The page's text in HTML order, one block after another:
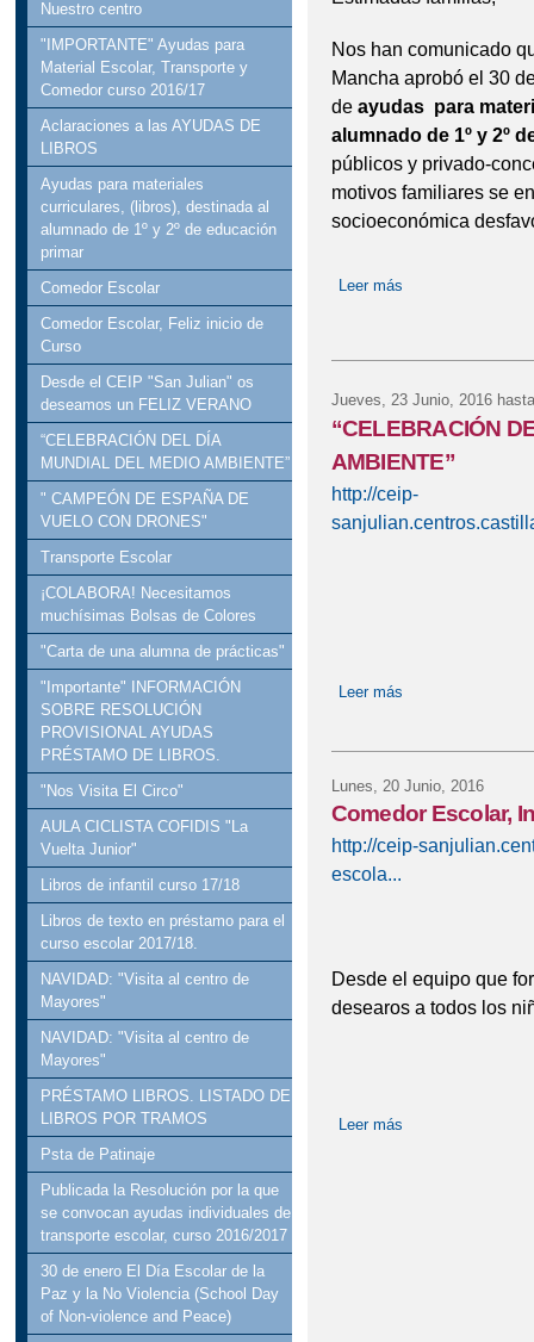
Nuestro centro
"IMPORTANTE" Ayudas para
Material Escolar, Transporte y
Comedor curso 2016/17
Aclaraciones a las AYUDAS DE
LIBROS
Ayudas para materiales
curriculares, (libros), destinada al
alumnado de 1º y 2º de educación
primar
Comedor Escolar
Comedor Escolar, Feliz inicio de
Curso
Desde el CEIP "San Julian" os
deseamos un FELIZ VERANO
“CELEBRACIÓN DEL DÍA
MUNDIAL DEL MEDIO AMBIENTE”
" CAMPEÓN DE ESPAÑA DE
VUELO CON DRONES"
Transporte Escolar
¡COLABORA! Necesitamos
muchísimas Bolsas de Colores
"Carta de una alumna de prácticas"
"Importante" INFORMACIÓN
SOBRE RESOLUCIÓN
PROVISIONAL AYUDAS
PRÉSTAMO DE LIBROS.
"Nos Visita El Circo"
AULA CICLISTA COFIDIS "La
Vuelta Junior"
Libros de infantil curso 17/18
Libros de texto en préstamo para el
curso escolar 2017/18.
NAVIDAD: "Visita al centro de
Mayores"
NAVIDAD: "Visita al centro de
Mayores"
PRÉSTAMO LIBROS. LISTADO DE
LIBROS POR TRAMOS
Psta de Patinaje
Publicada la Resolución por la que
se convocan ayudas individuales de
transporte escolar, curso 2016/2017
30 de enero El Día Escolar de la
Paz y la No Violencia (School Day
of Non-violence and Peace)
Nos han comunicado
Mancha aprobó el 30
de ayudas para
alumnado de 1º y 2º
públicos y privado-
motivos familiares se
socioeconómica
Leer más
Jueves, 23 Junio, 2016
“CELEBRACIÓN
AMBIENTE”
http://ceip-
Leer más
Lunes, 20 Junio, 2016
Comedor Escolar,
http://ceip-
escola...
Desde el equipo que
desearos a todos los
Leer más